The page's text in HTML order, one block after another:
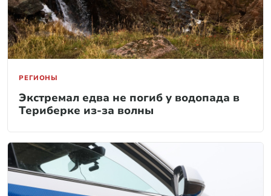
РЕГИОНЫ
Экстремал едва не погиб у водопада в
Териберке из-за волны